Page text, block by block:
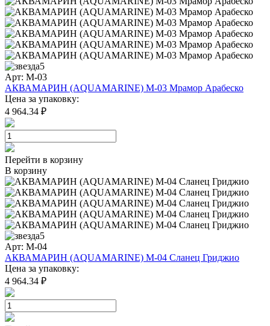
5
Арт: M-03
АКВАМАРИН (AQUAMARINE) M-03 Мрамор Арабеско
Цена за упаковку:
4 964.34 ₽
Перейти в корзину
В корзину
5
Арт: M-04
АКВАМАРИН (AQUAMARINE) M-04 Сланец Гриджио
Цена за упаковку:
4 964.34 ₽